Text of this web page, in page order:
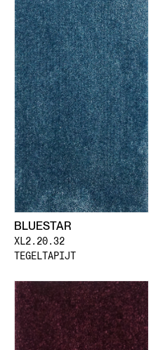
BLUESTAR
XL2.20.32
TEGELTAPIJT